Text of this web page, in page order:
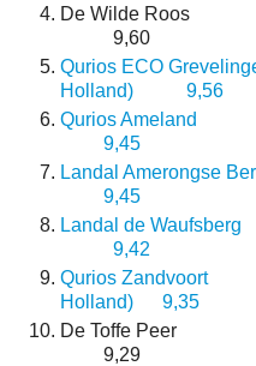
De Wilde
9,60
Qurios ECO
Holland) 9,56
Qurios
9,45
Landal
9,45
Landal de
9,42
Qurios
Holland) 9,35
De Toffe Peer
9,29